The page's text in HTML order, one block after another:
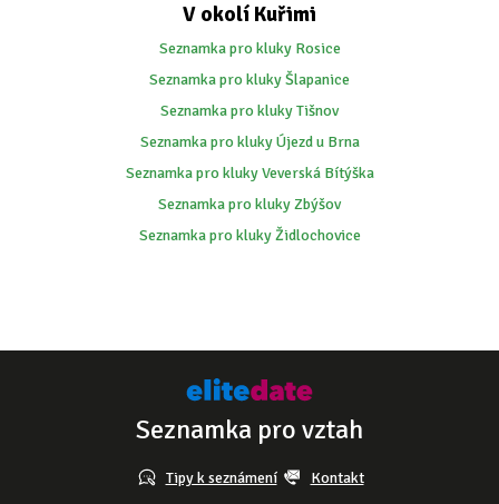
V okolí Kuřimi
Seznamka pro kluky Rosice
Seznamka pro kluky Šlapanice
Seznamka pro kluky Tišnov
Seznamka pro kluky Újezd u Brna
Seznamka pro kluky Veverská Bítýška
Seznamka pro kluky Zbýšov
Seznamka pro kluky Židlochovice
Seznamka pro vztah
Tipy k seznámení Kontakt